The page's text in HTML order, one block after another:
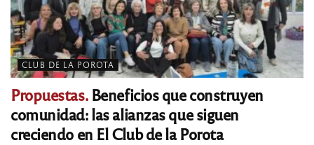
CLUB DE LA POROTA
Propuestas.Beneficios que construyen
comunidad: las alianzas que siguen
creciendo en El Club de la Porota